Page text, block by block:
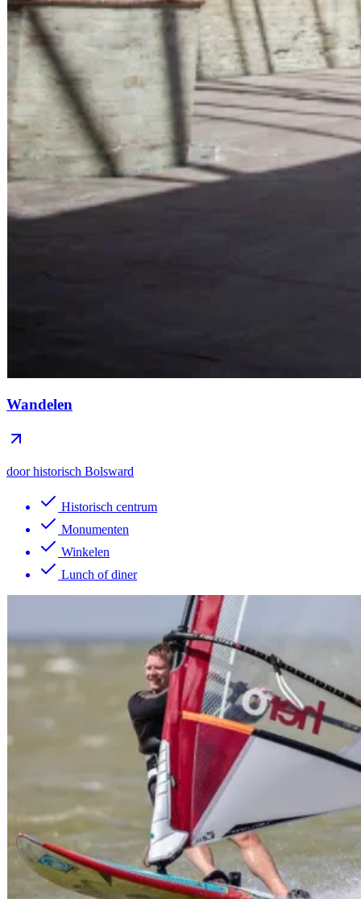
Wandelen
door historisch Bolsward
Historisch centrum
Monumenten
Winkelen
Lunch of diner